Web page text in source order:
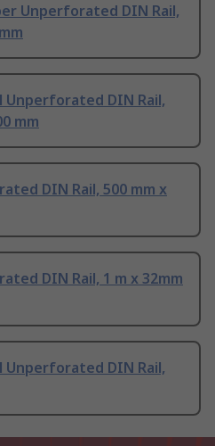
Unperforated DIN Rail,
DIN Rail,
mm
DIN Rail, 500 mm x
DIN Rail, 1 m x 32mm
DIN Rail,